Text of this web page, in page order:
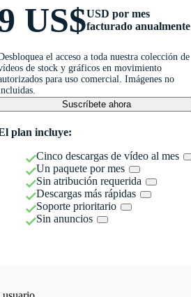
US$USD por mes
facturado anualmente
el acceso a toda nuestra colección de
de stock y gráficos en movimiento
para uso comercial. Imágenes no
Suscríbete ahora
plan incluye:
Cinco descargas de vídeo al mes
Un paquete por mes
Sin atribución requerida
Descargas más rápidas
Soporte prioritario
Sin anuncios